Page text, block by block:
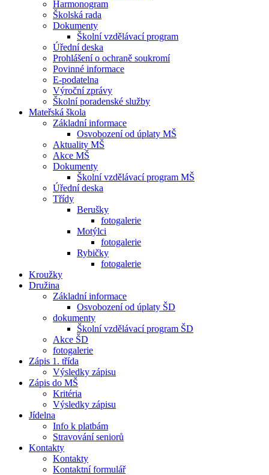
Harmonogram
Školská rada
Dokumenty
Školní vzdělávací program
Úřední deska
Prohlášení o ochraně soukromí
Povinné informace
E-podatelna
Výroční zprávy
Školní poradenské služby
Mateřská škola
Základní informace
Osvobození od úplaty MŠ
Aktuality MŠ
Akce MŠ
Dokumenty
Školní vzdělávací program MŠ
Úřední deska
Třídy
Berušky
fotogalerie
Motýlci
fotogalerie
Rybičky
fotogalerie
Kroužky
Družina
Základní informace
Osvobození od úplaty ŠD
dokumenty
Školní vzdělávací program ŠD
Akce ŠD
fotogalerie
Zápis 1. třída
Výsledky zápisu
Zápis do MŠ
Kritéria
Výsledky zápisu
Jídelna
Info k platbám
Stravování seniorů
Kontakty
Kontakty
Kontaktní formulář